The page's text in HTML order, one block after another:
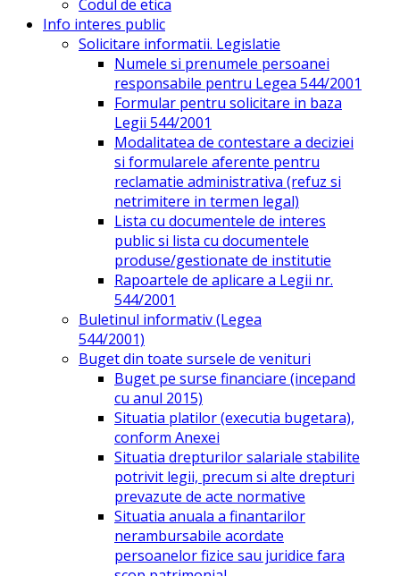
Codul de etica
Info interes public
Solicitare informatii. Legislatie
Numele si prenumele persoanei
responsabile pentru Legea 544/2001
Formular pentru solicitare in baza
Legii 544/2001
Modalitatea de contestare a deciziei
si formularele aferente pentru
reclamatie administrativa (refuz si
netrimitere in termen legal)
Lista cu documentele de interes
public si lista cu documentele
produse/gestionate de institutie
Rapoartele de aplicare a Legii nr.
544/2001
Buletinul informativ (Legea
544/2001)
Buget din toate sursele de venituri
Buget pe surse financiare (incepand
cu anul 2015)
Situatia platilor (executia bugetara),
conform Anexei
Situatia drepturilor salariale stabilite
potrivit legii, precum si alte drepturi
prevazute de acte normative
Situatia anuala a finantarilor
nerambursabile acordate
persoanelor fizice sau juridice fara